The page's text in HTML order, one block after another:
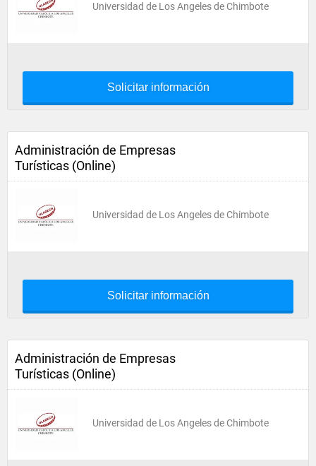
Universidad de Los Angeles de Chimbote
Solicitar información
Administración de Empresas
Turísticas (Online)
Universidad de Los Angeles de Chimbote
Solicitar información
Administración de Empresas
Turísticas (Online)
Universidad de Los Angeles de Chimbote